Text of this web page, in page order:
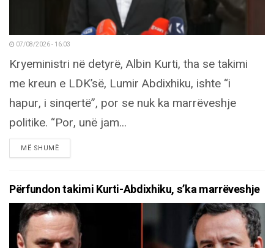
07/08/2026 - 16:03
Kryeministri në detyrë, Albin Kurti, tha se takimi
me kreun e LDK’së, Lumir Abdixhiku, ishte “i
hapur, i sinqertë”, por se nuk ka marrëveshje
politike. “Por, unë jam...
MË SHUMËDETAILS
Përfundon takimi Kurti-Abdixhiku, s’ka marrëveshje